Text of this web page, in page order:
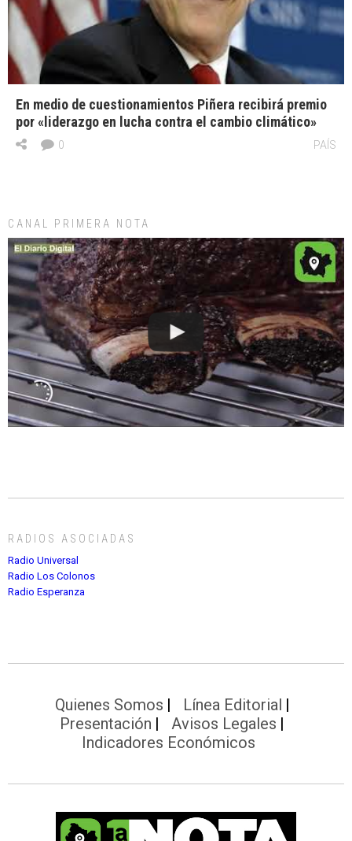
En medio de cuestionamientos Piñera recibirá premio
por «liderazgo en lucha contra el cambio climático»
PAÍS
0
CANAL PRIMERA NOTA
RADIOS ASOCIADAS
Radio Universal
Radio Los Colonos
Radio Esperanza
Quienes Somos
Línea Editorial
Presentación
Avisos Legales
Indicadores Económicos